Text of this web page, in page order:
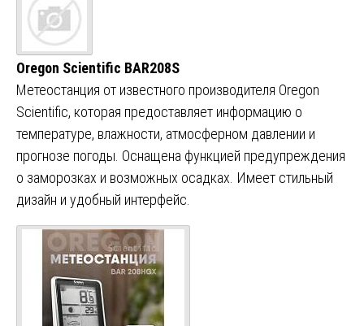
Oregon Scientific BAR208S
Метеостанция от известного производителя Oregon
Scientific, которая предоставляет информацию о
температуре, влажности, атмосферном давлении и
прогнозе погоды. Оснащена функцией предупреждения
о заморозках и возможных осадках. Имеет стильный
дизайн и удобный интерфейс.